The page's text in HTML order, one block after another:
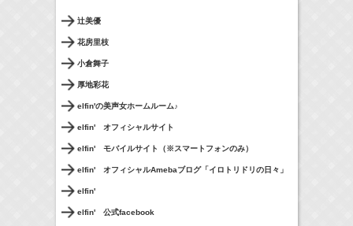
辻美優
花房里枝
小倉舞子
厚地彩花
elfin'の美声女ホームルーム♪
elfin' オフィシャルサイト
elfin' モバイルサイト（※スマートフォンのみ）
elfin' オフィシャルAmebaブログ「イロトリドリの日々」
elfin'
elfin' 公式facebook